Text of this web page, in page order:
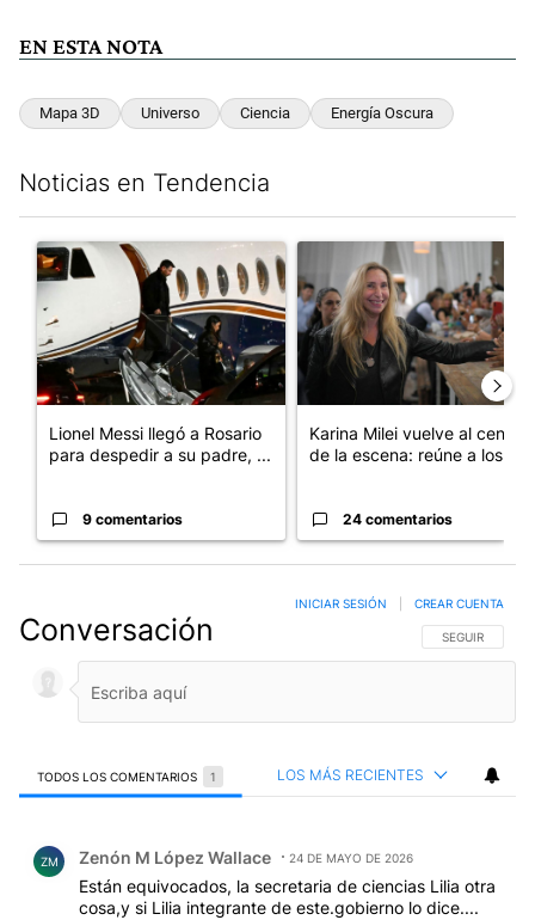
EN ESTA NOTA
Mapa 3D Universo Ciencia Energía Oscura
Noticias en Tendencia
Un artículo de tendencia con el título "Lionel Messi llegó a
Lionel Messi llegó a Rosario
para despedir a su padre, ...
9 comentarios
Un artículo de tendencia
Karina Milei vuelve al centro
de la escena: reúne a los...
24 comentarios
Conversación SIGA ESTA
SEGUIR
INICIAR SESIÓN CREAR CUENTA
TODOS LOS COMENTARIOS 1 LOS MÁS RECIENTES
ZM Zenón M López Wallace 24 DE MAYO DE 2026
Están equivocados, la secretaria de ciencias Lilia otra
cosa,y si Lilia integrante de este.gobierno lo dice....